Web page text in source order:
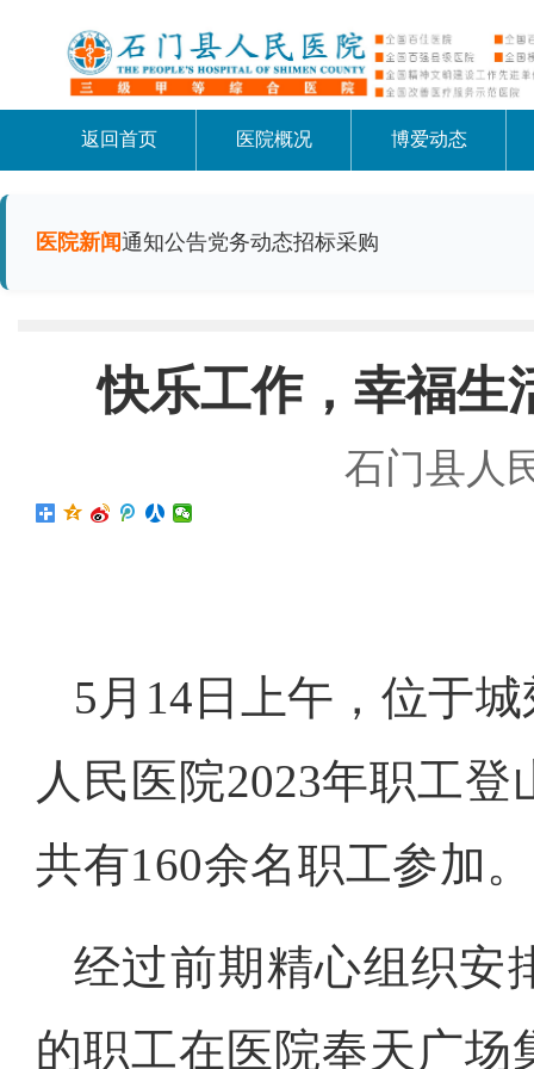
返回首页 医院概况 博爱动态
医院新闻通知公告党务动态招标采购
快乐工作，幸福生
石门县人
5 月 14 日上午，位于
人民医院2023年职工登
共有160余名职工参加。
经过前期精心组织安
的职工在医院奉天广场